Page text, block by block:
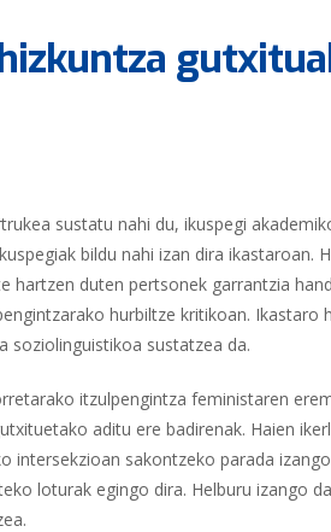
sustatu nahi du, ikuspegi
bildu nahi izan dira ikastaroan.
hartzen duten pertsonek garrantzia
hurbiltze kritikoan. Ikastaro
soziolinguistikoa sustatzea da.
itzulpengintza feministaren
aditu ere badirenak. Haien
sakontzeko parada
loturak egingo dira. Helburu izango